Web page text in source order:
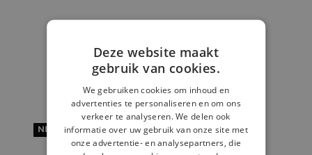
Broek streep lichtroze
€ 12,99
NIEUW
Deze website maakt
gebruik van cookies.
We gebruiken cookies om inhoud en
advertenties te personaliseren en om ons
verkeer te analyseren. We delen ook
informatie over uw gebruik van onze site met
onze advertentie- en analysepartners, die